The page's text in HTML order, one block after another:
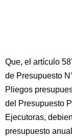
Que, el artículo
de Presupuesto
Pliegos
del Presupuesto
Ejecutoras,
presupuesto